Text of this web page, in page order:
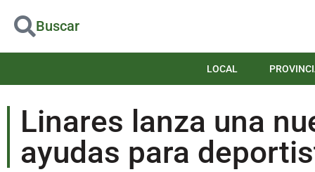
Buscar
LOCAL
Linares lanza una
ayudas para